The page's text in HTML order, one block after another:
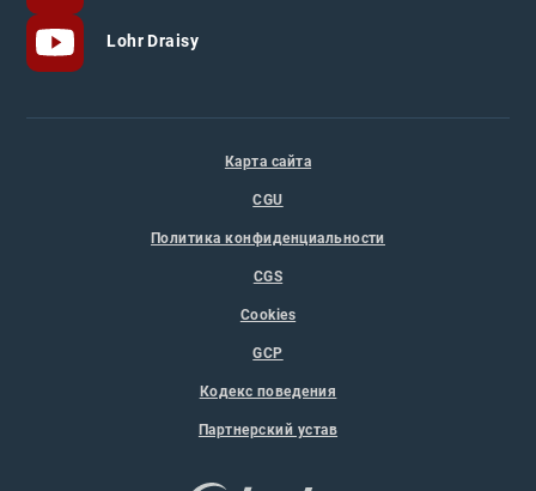
Lohr Draisy
Карта сайта
CGU
Политика конфиденциальности
CGS
Cookies
GCP
Кодекс поведения
Партнерский устав